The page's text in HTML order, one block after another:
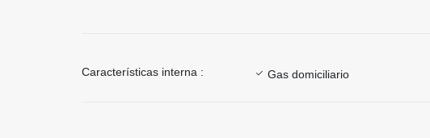
Características interna : Gas domiciliario